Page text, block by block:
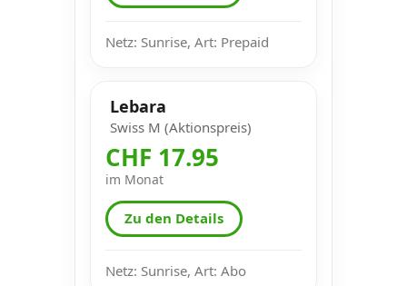
Netz: Sunrise, Art: Prepaid
Lebara
Swiss M (Aktionspreis)
CHF 17.95
im Monat
Zu den Details
Netz: Sunrise, Art: Abo